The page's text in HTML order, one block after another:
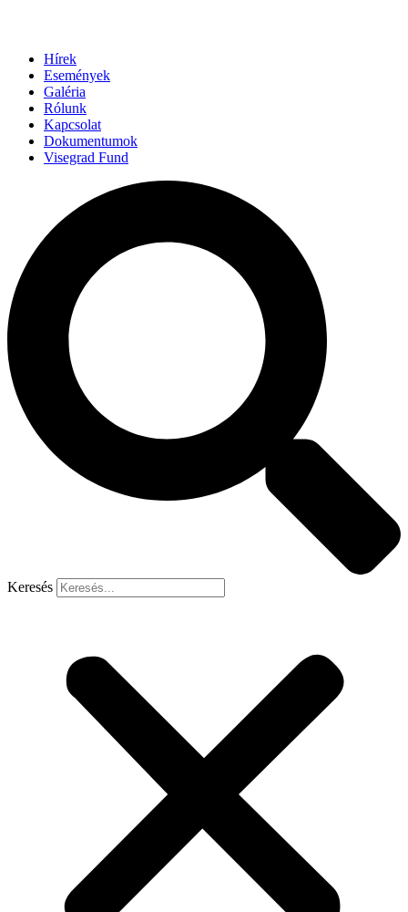
Hírek
Események
Galéria
Rólunk
Kapcsolat
Dokumentumok
Visegrad Fund
Keresés